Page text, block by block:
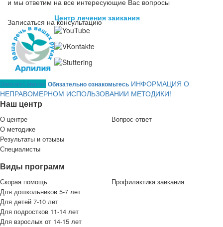
и мы ответим на все интересующие Вас вопросы
Записаться на консультацию
Центр лечения заикания
Заказать звонок Обязательно ознакомьтесь ИНФОРМАЦИЯ О
НЕПРАВОМЕРНОМ ИСПОЛЬЗОВАНИИ МЕТОДИКИ!
Наш центр
О центре
О методике
Результаты и отзывы
Специалисты
Вопрос-ответ
Виды программ
Скорая помощь
Для дошкольников 5-7 лет
Для детей 7-10 лет
Для подростков 11-14 лет
Для взрослых от 14-15 лет
Профилактика заикания